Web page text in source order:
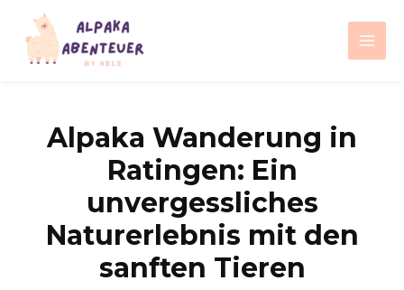
Inhalt
springen
Main
Alpaka Wanderung in
Ratingen: Ein
unvergessliches
Naturerlebnis mit den
sanften Tieren